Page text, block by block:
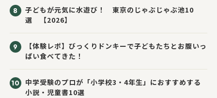
子どもが元気に水遊び！ 東京のじゃぶじゃぶ池10
選 【2026】
【体験レポ】びっくりドンキーで子どもたちとお腹いっ
ぱい食べてきた！
中学受験のプロが「小学校3・4年生」におすすめする
小説・児童書10選